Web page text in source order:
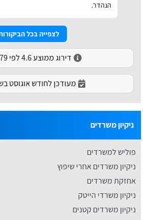
הנהדר.
לצפייה בכל
דירוג ממוצע 4.6 לפי 79 דירוגים
מעודכן לחודש אוגוסט בשנת
ניקיון משרדים
פוליש למשרדים
ניקיון משרדים אחרי שיפוץ
אחזקת משרדים
ניקיון משרדי הייטק
ניקיון משרדים קטנים